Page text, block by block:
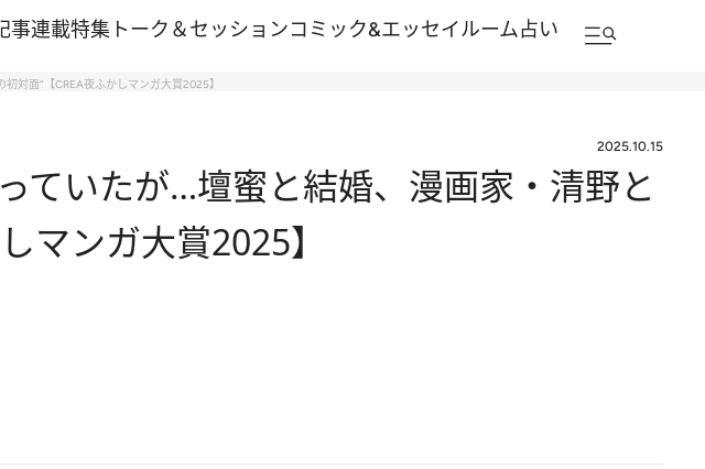
事連載特集 トーク＆セッションコミック&エッセイルーム占い
対面”【CREA夜ふかしマンガ大賞2025】
2025.10.15
ていたが…壇蜜と結婚、漫画家・清野と
マンガ大賞2025】